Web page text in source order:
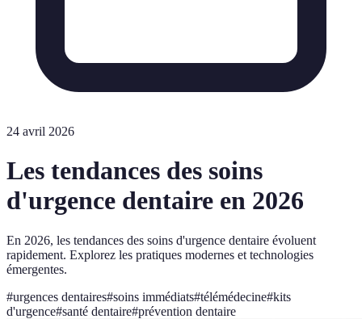
24 avril 2026
Les tendances des soins
d'urgence dentaire en 2026
En 2026, les tendances des soins d'urgence dentaire évoluent
rapidement. Explorez les pratiques modernes et technologies
émergentes.
#urgences dentaires#soins immédiats#télémédecine#kits
d'urgence#santé dentaire#prévention dentaire